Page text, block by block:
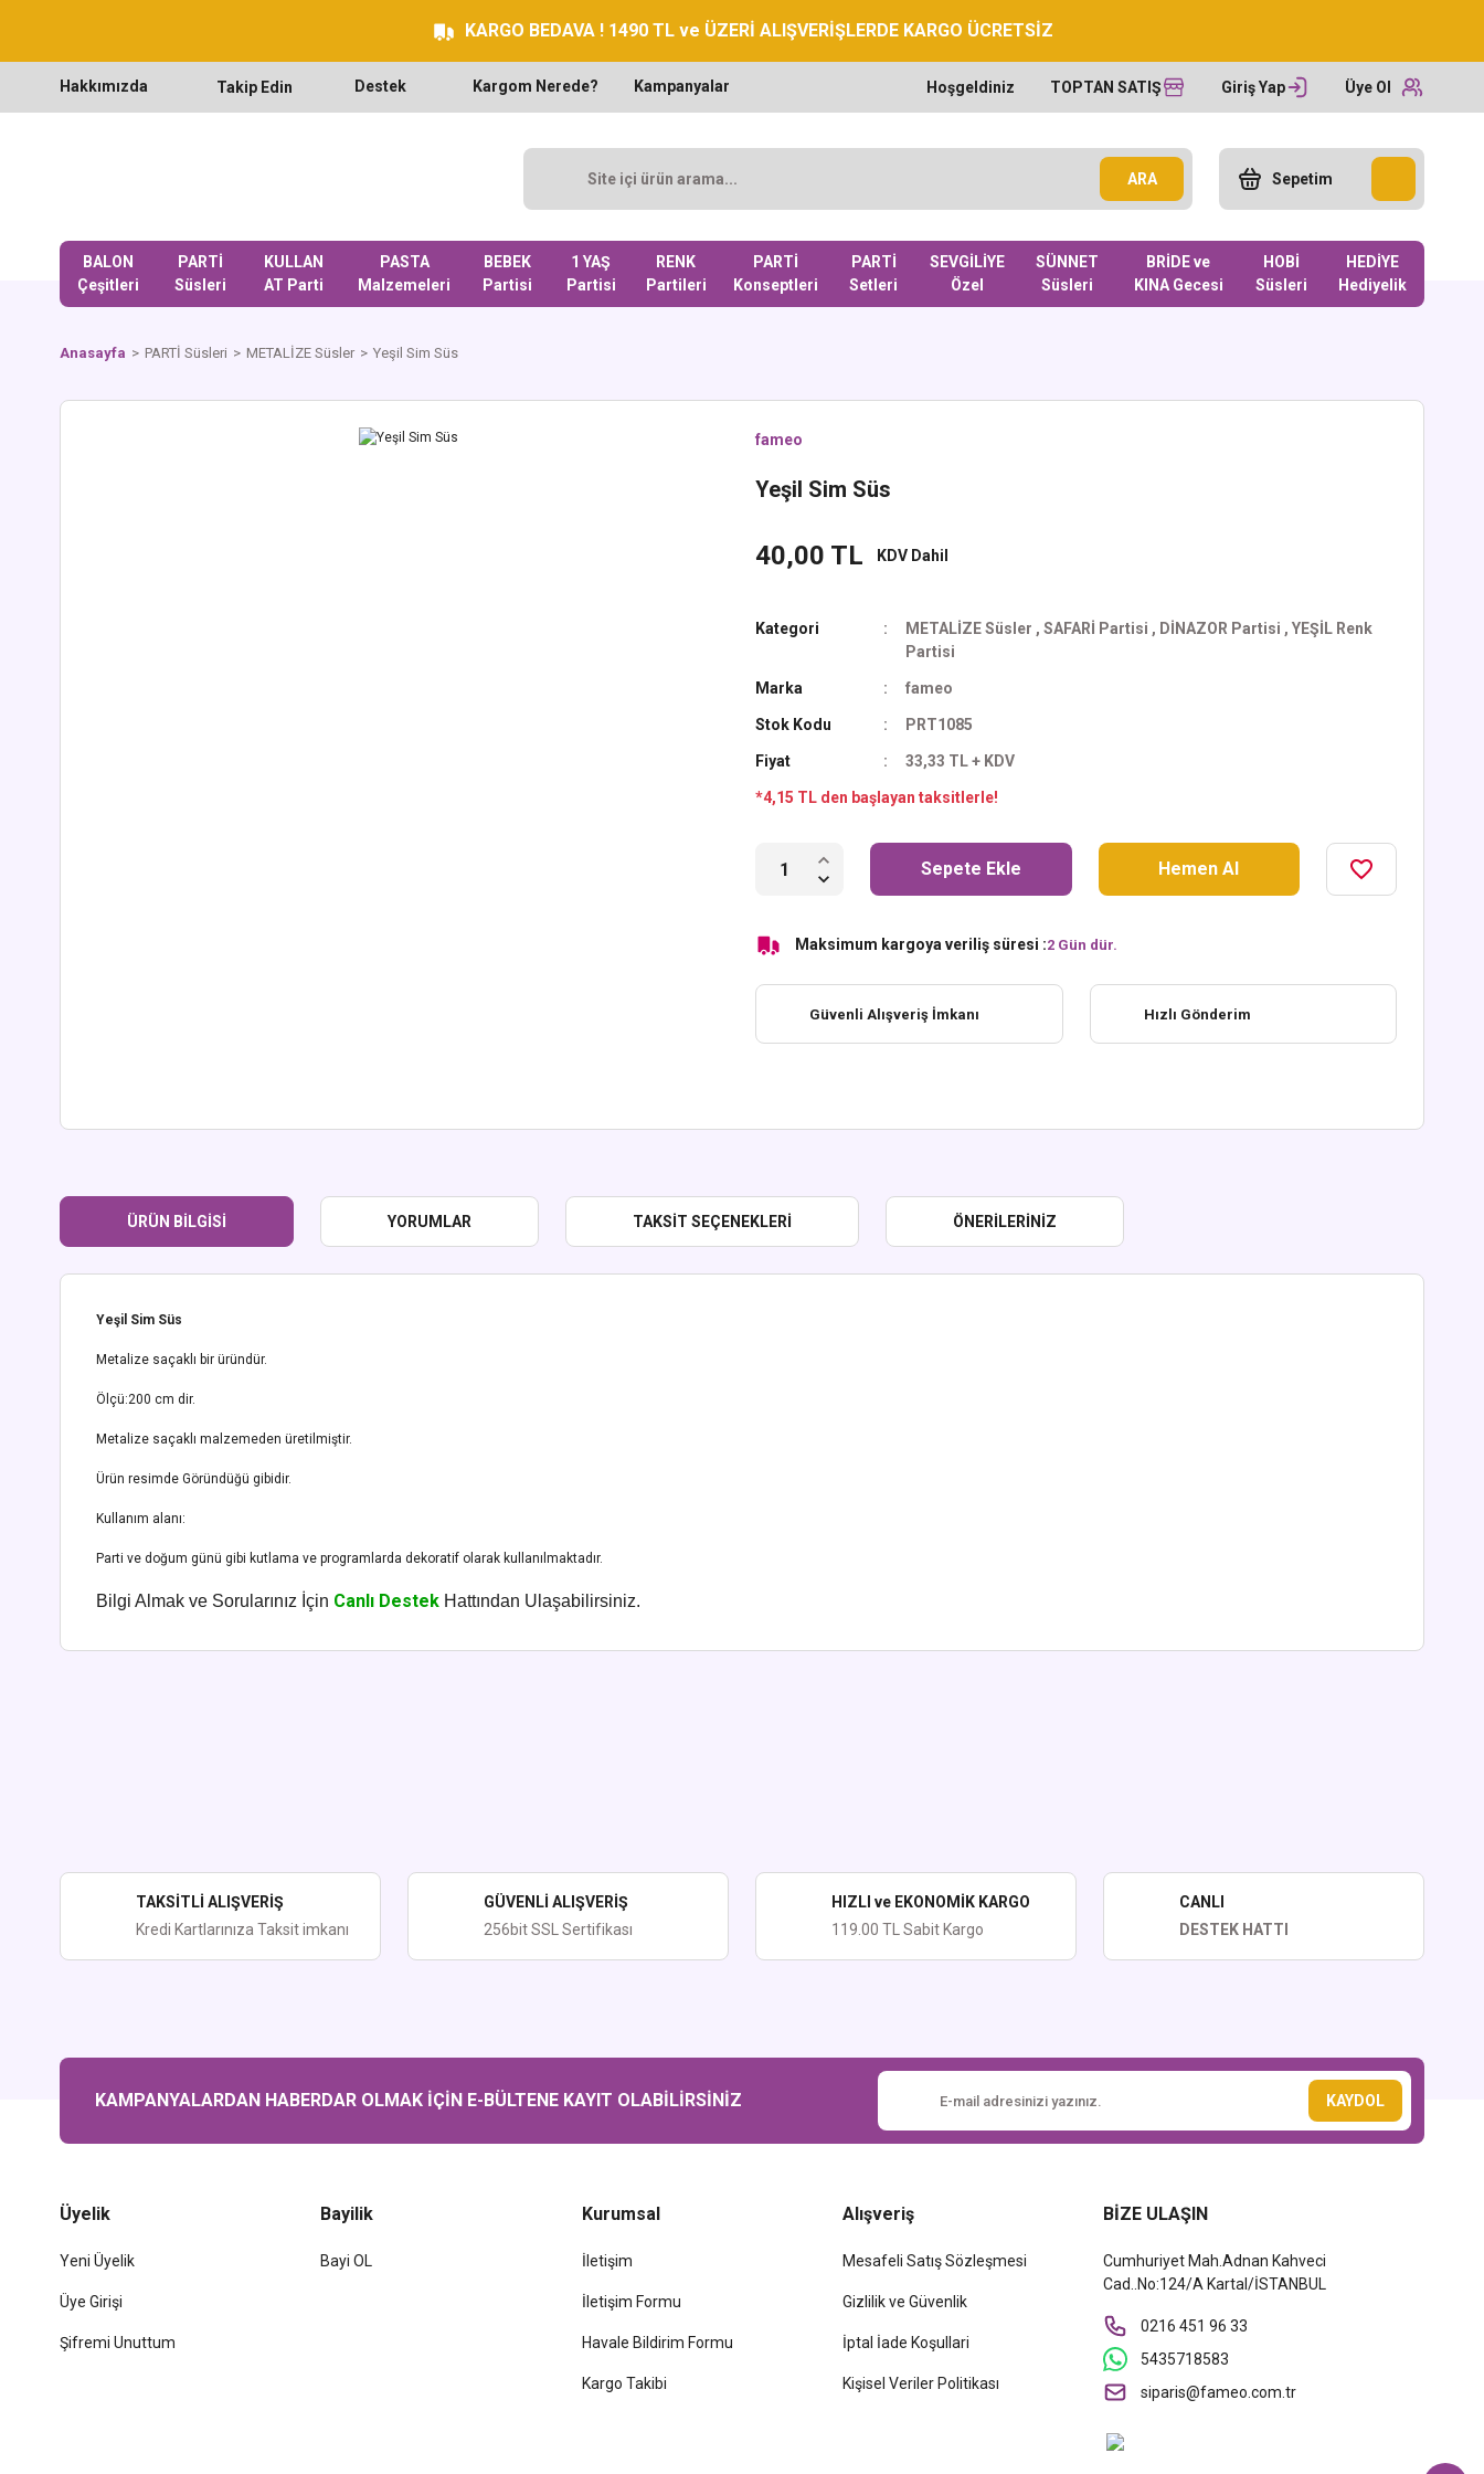
KARGO BEDAVA ! 1490 TL ve ÜZERİ ALIŞVERİŞLERDE KARGO ÜCRETSİZ
Hakkımızda Takip Edin Destek Kargom Nerede? Kampanyalar Hoşgeldiniz TOPTAN SATIŞ Giriş Yap Üye Ol
ARA Sepetim
BALON
Çeşitleri
PARTİ
Süsleri
KULLAN
AT Parti
PASTA
Malzemeleri
BEBEK
Partisi
1 YAŞ
Partisi
RENK
Partileri
PARTİ
Konseptleri
PARTİ
Setleri
SEVGİLİYE
Özel
SÜNNET
Süsleri
BRİDE ve
KINA Gecesi
HOBİ
Süsleri
HEDİYE
Hediyelik
Anasayfa PARTİ Süsleri METALİZE Süsler Yeşil Sim Süs
fameo
Yeşil Sim Süs
40,00 TL KDV Dahil
Kategori METALİZE Süsler ,SAFARİ Partisi , DİNAZOR Partisi ,YEŞİL Renk
Partisi
Marka fameo
Stok Kodu PRT1085
Fiyat 33,33 TL + KDV
*4,15 TL den başlayan taksitlerle!
Sepete Ekle Hemen Al
Maksimum kargoya veriliş süresi :2 Gün dür.
Güvenli Alışveriş İmkanı Hızlı Gönderim
ÜRÜN BILGISI YORUMLAR TAKSIT SEÇENEKLERI ÖNERILERINIZ
Yeşil Sim Süs
Metalize saçaklı bir üründür.
Ölçü:200 cm dir.
Metalize saçaklı malzemeden üretilmiştir.
Ürün resimde Göründüğü gibidir.
Kullanım alanı:
Parti ve doğum günü gibi kutlama ve programlarda dekoratif olarak kullanılmaktadır.
Bilgi Almak ve Sorularınız İçin Canlı Destek Hattından Ulaşabilirsiniz.
Ürün fiyatı diğer sitelerden daha pahalı.
Bu ürüne benzer farklı alternatifler olmalı.
TAKSİTLİ ALIŞVERİŞ
Kredi Kartlarınıza Taksit imkanı
GÜVENLİ ALIŞVERİŞ
256bit SSL Sertifikası
HIZLI ve EKONOMİK KARGO
119.00 TL Sabit Kargo
CANLI
DESTEK HATTI
KAMPANYALARDAN HABERDAR OLMAK İÇİN E-BÜLTENE KAYIT OLABİLİRSİNİZ KAYDOL
Üyelik
Yeni Üyelik
Üye Girişi
Şifremi Unuttum
Bayilik
Bayi OL
Kurumsal
İletişim
İletişim Formu
Havale Bildirim Formu
Kargo Takibi
Alışveriş
Mesafeli Satış Sözleşmesi
Gizlilik ve Güvenlik
İptal İade Koşullari
Kişisel Veriler Politikası
BİZE ULAŞIN
Cumhuriyet Mah.Adnan Kahveci
Cad..No:124/A Kartal/İSTANBUL
0216 451 96 33
5435718583
siparis@fameo.com.tr